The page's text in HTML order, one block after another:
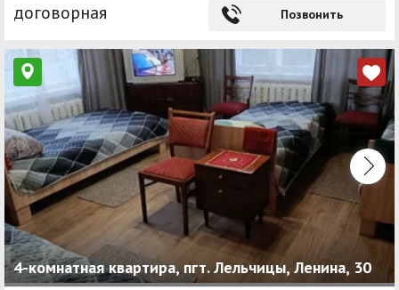
договорная Позвонить
4-комнатная квартира, пгт. Лельчицы, Ленина, 30